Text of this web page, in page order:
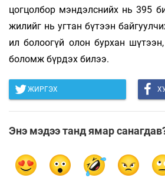
цогцолбор мэндэлснийх нь 395
жилийг нь угтан бүтээн
ил болоогүй олон бурхан
боломж бүрдэх билээ.
ЖИРГЭХ
Энэ мэдээ танд ямар